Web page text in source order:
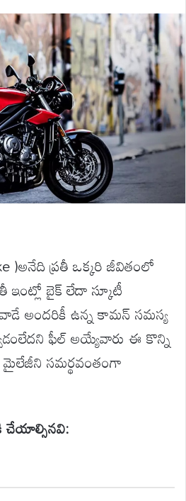
)అనేది ప్రతీ ఒక్కరి జీవితంలో
బైక్ లేదా స్కూటీ
అందరికీ ఉన్న కామన్ సమస్య
ఫీల్ అయ్యేవారు ఈ కొన్ని
సమర్థవంతంగా
చేయాల్సినవి: